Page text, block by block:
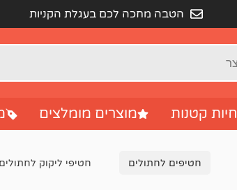
הטבה מחכה לכם בעגלת הקניות
חיות קטנות מוצרים מומלצים
חטיפים לחתולים חטיפי ליקוק לחתולים